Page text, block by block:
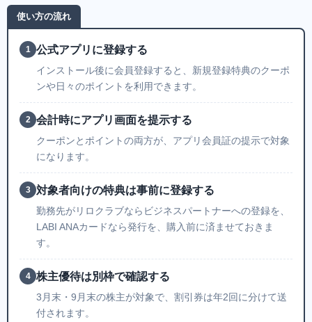
使い方の流れ
1 公式アプリに登録する
インストール後に会員登録すると、新規登録特典のクーポ
ンや日々のポイントを利用できます。
2 会計時にアプリ画面を提示する
クーポンとポイントの両方が、アプリ会員証の提示で対象
になります。
3 対象者向けの特典は事前に登録する
勤務先がリロクラブならビジネスパートナーへの登録を、
LABI ANAカードなら発行を、購入前に済ませておきま
す。
4 株主優待は別枠で確認する
3月末・9月末の株主が対象で、割引券は年2回に分けて送
付されます。